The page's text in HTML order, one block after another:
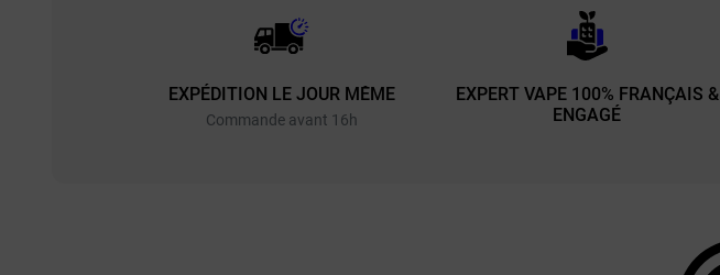
EXPÉDITION LE JOUR MÊME
Commande avant 16h
EXPERT VAPE 100% FRANÇAIS &
ENGAGÉ